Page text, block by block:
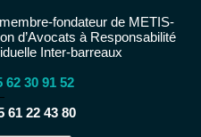
fondateur de METIS-
d’Avocats à Responsabilité
Inter-barreaux
62 30 91 52
61 22 43 80